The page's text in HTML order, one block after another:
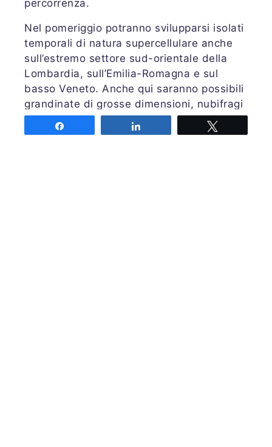
percorrenza.
Nel pomeriggio potranno svilupparsi isolati
temporali di natura supercellulare anche
sull’estremo settore sud-orientale della
Lombardia, sull’Emilia-Romagna e sul
basso Veneto. Anche qui saranno possibili
grandinate di grosse dimensioni, nubifragi
e downburst. In quest’area non è esclusa
la formazione di trombe d’aria.